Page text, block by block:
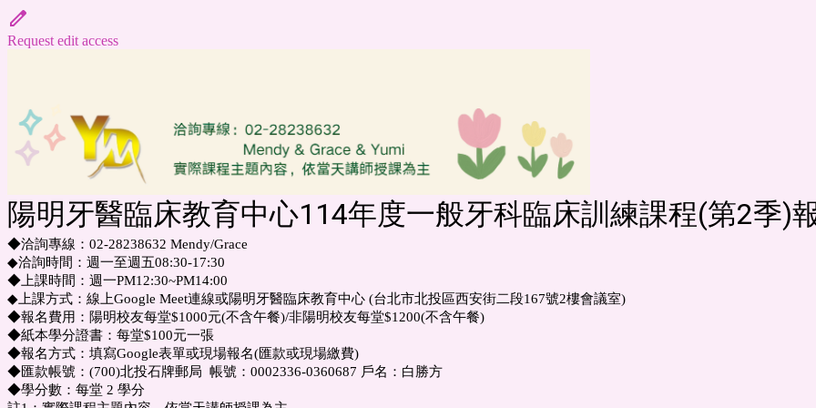
Request edit access
陽明牙醫臨床教育中心114年度一般牙科臨床訓練課程(第2季)
◆洽詢專線：02-28238632 Mendy/Grace
◆洽詢時間：週一至週五08:30-17:30
◆上課時間：週一PM12:30~PM14:00
◆上課方式：線上Google Meet連線或陽明牙醫臨床教育中心 (台北市北投區西安街二段167號2樓會議室)
◆報名費用：陽明校友每堂$1000元(不含午餐)/非陽明校友每堂$1200(不含午餐)
◆紙本學分證書：每堂$100元一張
◆報名方式：填寫Google表單或現場報名(匯款或現場繳費)
◆匯款帳號：(700)北投石牌郵局 帳號：0002336-0360687 戶名：白勝方
◆學分數：每堂 2 學分